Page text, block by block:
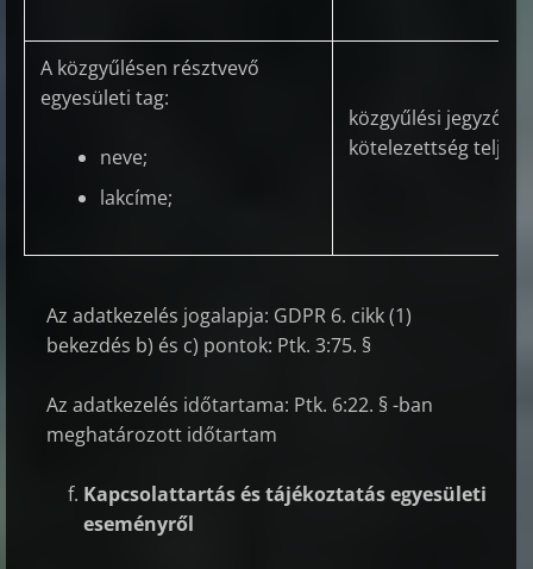
A közgyűlésen résztvevő
egyesületi tag:
neve;
lakcíme;
közgyűlési
kötelezettség
Az adatkezelés jogalapja: GDPR 6. cikk (1)
bekezdés b) és c) pontok: Ptk. 3:75. §
Az adatkezelés időtartama: Ptk. 6:22. § -ban
meghatározott időtartam
Kapcsolattartás és tájékoztatás egyesületi
eseményről